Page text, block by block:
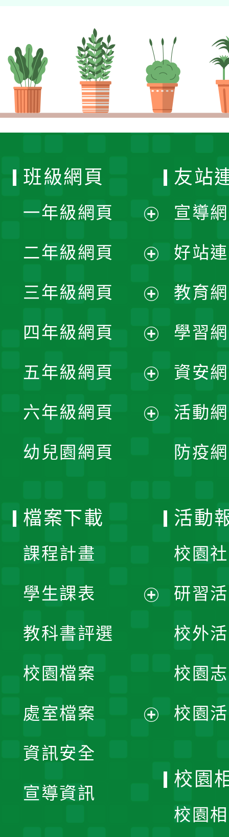
班級網頁
一年級網頁
開
選
單
二年級網頁
開
選
單
三年級網頁
開
選
單
四年級網頁
開
選
五年級網頁
開
六年級網頁
幼兒園網頁
友站
宣導
好站
教育
學習
資安
活動
防疫
檔案下載
課程計畫
學生課表
單
教科書評選
校園檔案
處室檔案
資訊安全
宣導資訊
活動
校園
研習
校外
校園
校園
校園
校園